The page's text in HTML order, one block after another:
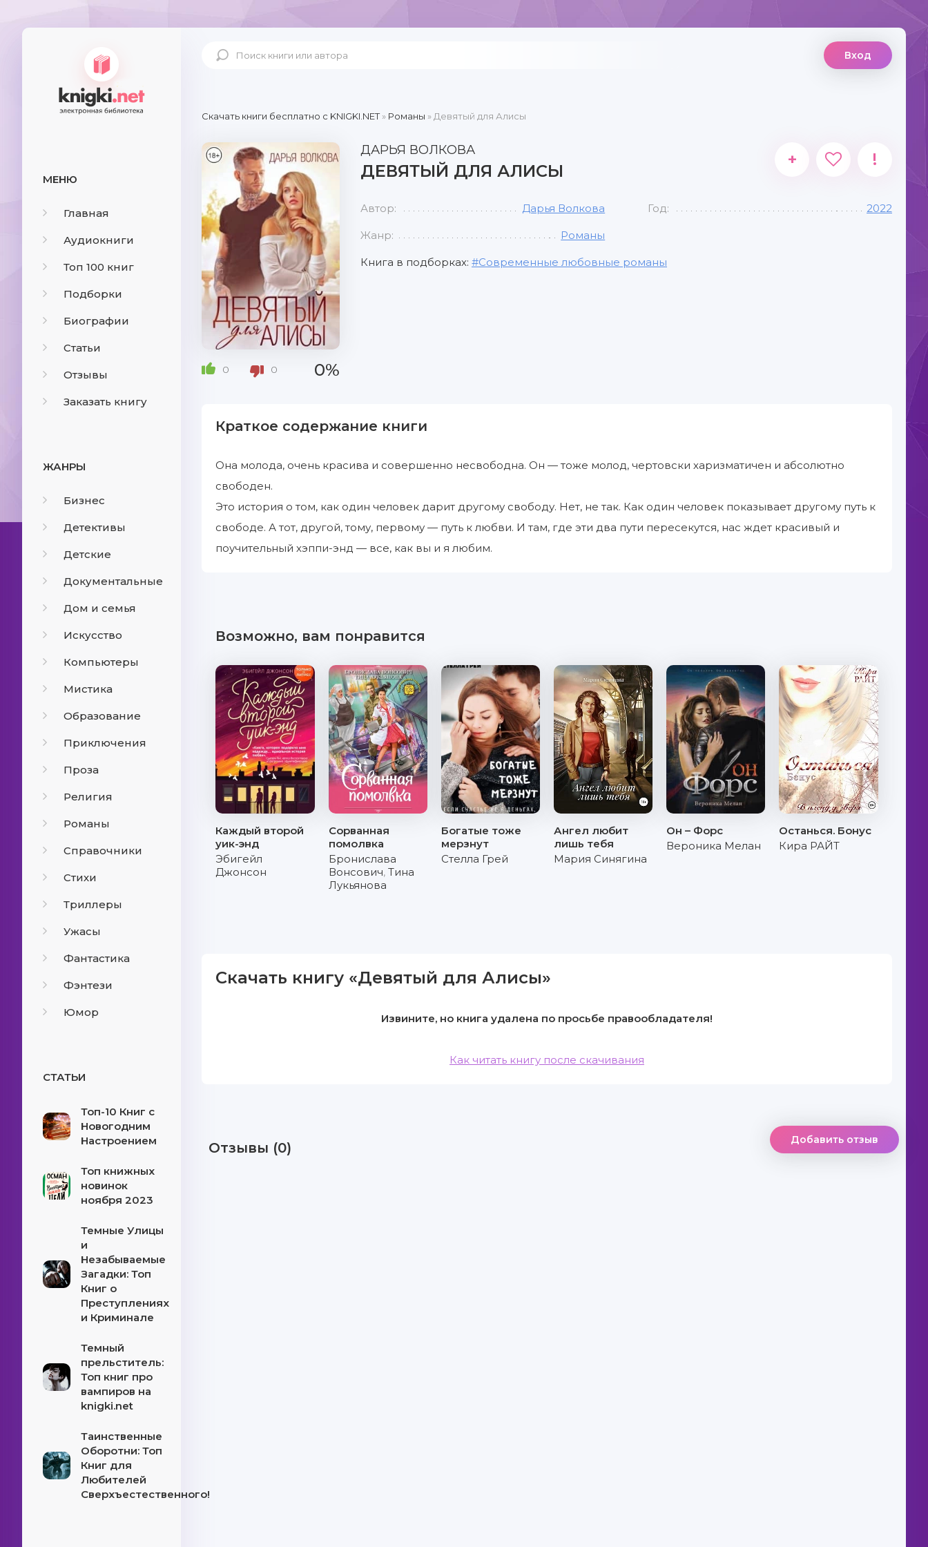
МЕНЮ
Главная
Аудиокниги
Топ 100 книг
Подборки
Биографии
Статьи
Отзывы
Заказать книгу
ЖАНРЫ
Бизнес
Детективы
Детские
Документальные
Дом и семья
Искусство
Компьютеры
Мистика
Образование
Приключения
Проза
Религия
Романы
Справочники
Стихи
Триллеры
Ужасы
Фантастика
Фэнтези
Юмор
СТАТЬИ
Топ-10 Книг с
Новогодним
Настроением
Топ книжных
новинок
ноября 2023
Темные Улицы
и
Незабываемые
Загадки: Топ
Книг о
Преступлениях
и Криминале
Темный
прельститель:
Топ книг про
вампиров на
knigki.net
Таинственные
Оборотни: Топ
Книг для
Любителей
Сверхъестественного!
Вход
Скачать книги бесплатно c KNIGKI.NET» Романы » Девятый для Алисы
0 0 0%
ДАРЬЯ ВОЛКОВА
ДЕВЯТЫЙ ДЛЯ АЛИСЫ
+ !
Автор: Дарья Волкова Год: 2022
Жанр: Романы
Книга в подборках: Современные любовные романы
Краткое содержание книги
Она молода, очень красива и совершенно несвободна. Он — тоже молод, чертовски харизматичен и абсолютно
свободен.
Это история о том, как один человек дарит другому свободу. Нет, не так. Как один человек показывает другому путь к
свободе. А тот, другой, тому, первому — путь к любви. И там, где эти два пути пересекутся, нас ждет красивый и
поучительный хэппи-энд — все, как вы и я любим.
Возможно, вам понравится
Каждый второй
уик-энд
Эбигейл
Джонсон
Сорванная
помолвка
Бронислава
Вонсович, Тина
Лукьянова
Богатые тоже
мерзнут
Стелла Грей
Ангел любит
лишь тебя
Мария Синягина
Он – Форс
Вероника Мелан
Останься. Бонус
Кира РАЙТ
Скачать книгу «Девятый для Алисы»
Извините, но книга удалена по просьбе правообладателя!
Как читать книгу после скачивания
Отзывы (0) Добавить отзыв